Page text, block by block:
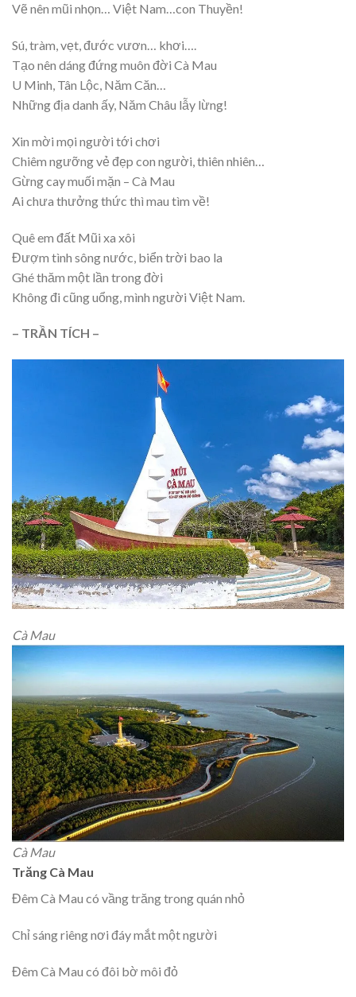
Vẽ nên mũi nhọn… Việt Nam…con Thuyền!
Sú, tràm, vẹt, đước vươn… khơi….
Tạo nên dáng đứng muôn đời Cà Mau
U Minh, Tân Lộc, Năm Căn…
Những địa danh ấy, Năm Châu lẫy lừng!
Xin mời mọi người tới chơi
Chiêm ngưỡng vẻ đẹp con người, thiên nhiên…
Gừng cay muối mặn – Cà Mau
Ai chưa thưởng thức thì mau tìm về!
Quê em đất Mũi xa xôi
Đượm tình sông nước, biển trời bao la
Ghé thăm một lần trong đời
Không đi cũng uổng, mình người Việt Nam.
– TRẦN TÍCH –
Cà Mau
Cà Mau
Trăng Cà Mau
Đêm Cà Mau có vầng trăng trong quán nhỏ
Chỉ sáng riêng nơi đáy mắt một người
Đêm Cà Mau có đôi bờ môi đỏ